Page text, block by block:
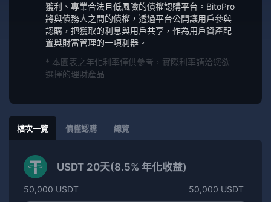
獲利、專業合法且低風險的債權認購平台。BitoPro
將與債務人之間的債權，透過平台公開讓用戶參與
認購，把獲取的利息與用戶共享，作為用戶資產配
置與財富管理的一項利器。
* 本圖表之年化利率僅供參考，實際利率請洽您欲
選擇的理財產品
檔次一覽 債權認購 總覽
USDT 20天(8.5% 年化收益)
50,000 USDT 50,000 USDT